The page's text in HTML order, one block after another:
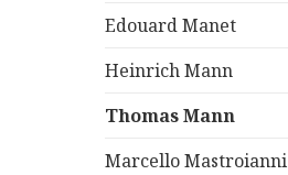
Edouard Manet
Heinrich Mann
Thomas Mann
Marcello Mastroianni